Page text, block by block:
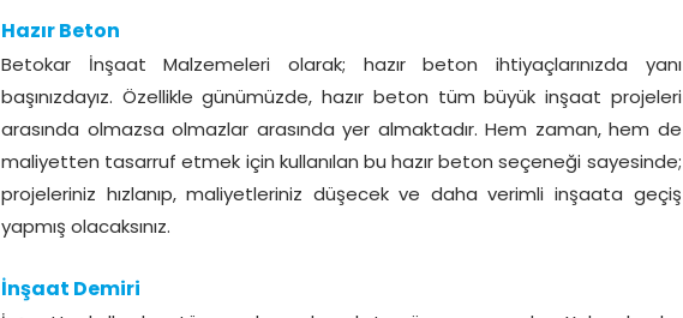
Hazır Beton
Betokar İnşaat Malzemeleri olarak; hazır beton ihtiyaçlarınızda yanı
başınızdayız. Özellikle günümüzde, hazır beton tüm büyük inşaat projeleri
arasında olmazsa olmazlar arasında yer almaktadır. Hem zaman, hem de
maliyetten tasarruf etmek için kullanılan bu hazır beton seçeneği sayesinde;
projeleriniz hızlanıp, maliyetleriniz düşecek ve daha verimli inşaata geçiş
yapmış olacaksınız.
İnşaat Demiri